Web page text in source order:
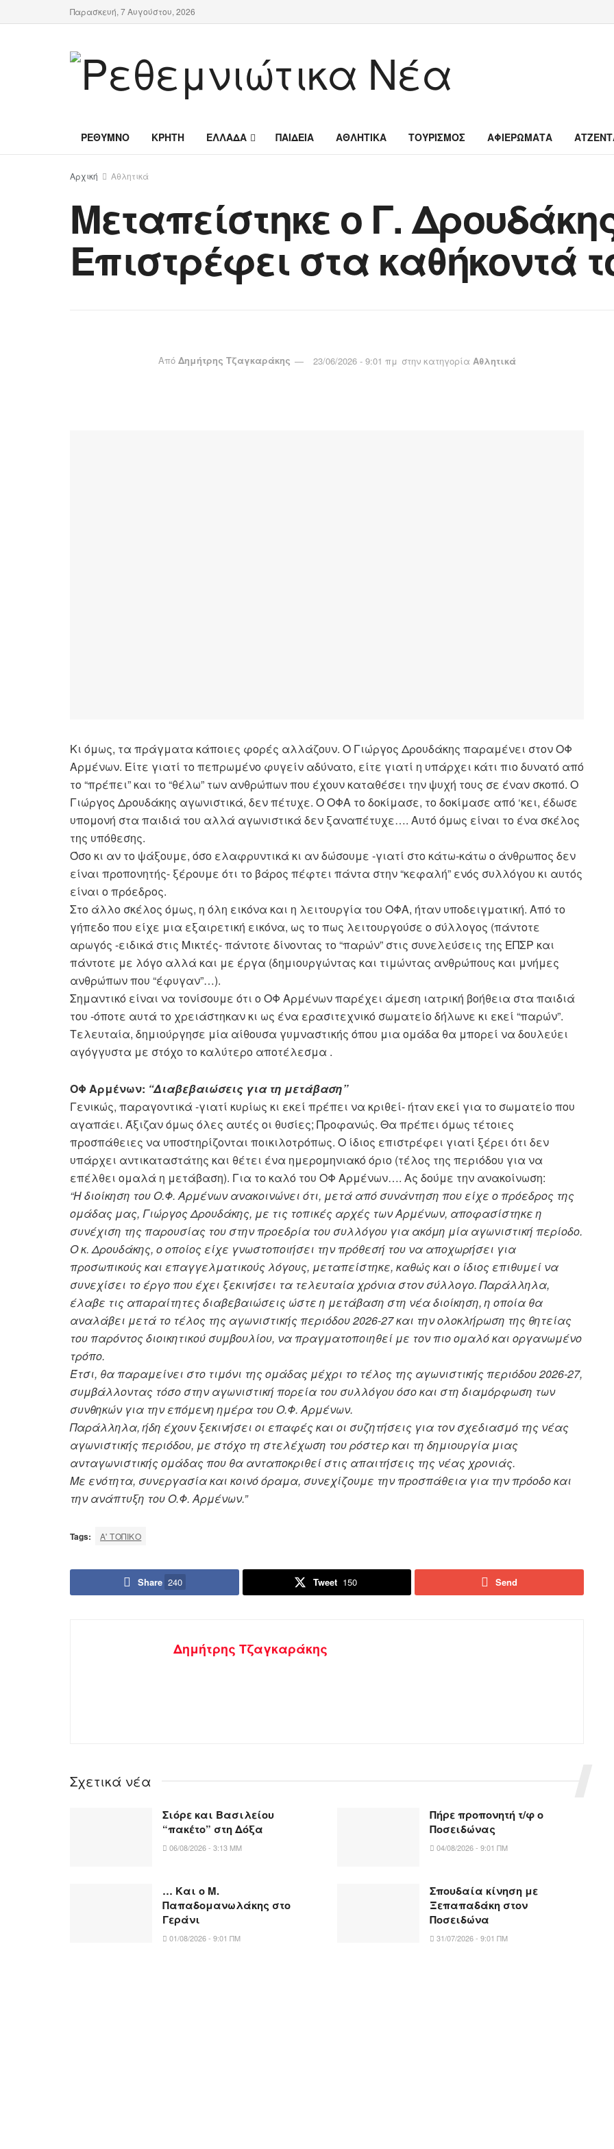
Παρασκευή, 7 Αυγούστου, 2026
ΡΕΘΥΜΝΟ ΚΡΗΤΗ ΕΛΛΑΔΑ ΠΑΙΔΕΙΑ ΑΘΛΗΤΙΚΑ ΤΟΥΡΙΣΜΟΣ ΑΦΙΕΡΩΜΑΤΑ
Αρχική Αθλητικά
Μεταπείστηκε ο Γ.
Επιστρέφει στα καθήκοντά
Από Δημήτρης Τζαγκαράκης 23/06/2026 - 9:01 πμ στην κατηγορία Αθλητικά
Κι όμως, τα πράγματα κάποιες φορές αλλάζουν. Ο Γιώργος Δρουδάκης παραμένει στον ΟΦ
Αρμένων. Είτε γιατί το πεπρωμένο φυγείν αδύνατο, είτε γιατί η υπάρχει κάτι πιο δυνατό από
το “πρέπει” και το “θέλω” των ανθρώπων που έχουν καταθέσει την ψυχή τους σε έναν σκοπό. Ο
Γιώργος Δρουδάκης αγωνιστικά, δεν πέτυχε. Ο ΟΦΑ το δοκίμασε, το δοκίμασε από ‘κει, έδωσε
υπομονή στα παιδιά του αλλά αγωνιστικά δεν ξαναπέτυχε…. Αυτό όμως είναι το ένα σκέλος
της υπόθεσης.
Όσο κι αν το ψάξουμε, όσο ελαφρυντικά κι αν δώσουμε -γιατί στο κάτω-κάτω ο άνθρωπος δεν
είναι προπονητής- ξέρουμε ότι το βάρος πέφτει πάντα στην “κεφαλή” ενός συλλόγου κι αυτός
είναι ο πρόεδρος.
Στο άλλο σκέλος όμως, η όλη εικόνα και η λειτουργία του ΟΦΑ, ήταν υποδειγματική. Από το
γήπεδο που είχε μια εξαιρετική εικόνα, ως το πως λειτουργούσε ο σύλλογος (πάντοτε
αρωγός -ειδικά στις Μικτές- πάντοτε δίνοντας το “παρών” στις συνελεύσεις της ΕΠΣΡ και
πάντοτε με λόγο αλλά και με έργα (δημιουργώντας και τιμώντας ανθρώπους και μνήμες
ανθρώπων που “έφυγαν”…).
Σημαντικό είναι να τονίσουμε ότι ο ΟΦ Αρμένων παρέχει άμεση ιατρική βοήθεια στα παιδιά
του -όποτε αυτά το χρειάστηκαν κι ως ένα ερασιτεχνικό σωματείο δήλωνε κι εκεί “παρών”.
Τελευταία, δημιούργησε μία αίθουσα γυμναστικής όπου μια ομάδα θα μπορεί να δουλεύει
αγόγγυστα με στόχο το καλύτερο αποτέλεσμα .
ΟΦ Αρμένων: “Διαβεβαιώσεις για τη μετάβαση”
Γενικώς, παραγοντικά -γιατί κυρίως κι εκεί πρέπει να κριθεί- ήταν εκεί για το σωματείο που
αγαπάει. Άξιζαν όμως όλες αυτές οι θυσίες; Προφανώς. Θα πρέπει όμως τέτοιες
προσπάθειες να υποστηρίζονται ποικιλοτρόπως. Ο ίδιος επιστρέφει γιατί ξέρει ότι δεν
υπάρχει αντικαταστάτης και θέτει ένα ημερομηνιακό όριο (τέλος της περιόδου για να
επέλθει ομαλά η μετάβαση). Για το καλό του ΟΦ Αρμένων…. Ας δούμε την ανακοίνωση:
“Η διοίκηση του Ο.Φ. Αρμένων ανακοινώνει ότι, μετά από συνάντηση που είχε ο πρόεδρος της
ομάδας μας, Γιώργος Δρουδάκης, με τις τοπικές αρχές των Αρμένων, αποφασίστηκε η
συνέχιση της παρουσίας του στην προεδρία του συλλόγου για ακόμη μία αγωνιστική περίοδο.
Ο κ. Δρουδάκης, ο οποίος είχε γνωστοποιήσει την πρόθεσή του να αποχωρήσει για
προσωπικούς και επαγγελματικούς λόγους, μεταπείστηκε, καθώς και ο ίδιος επιθυμεί να
συνεχίσει το έργο που έχει ξεκινήσει τα τελευταία χρόνια στον σύλλογο. Παράλληλα,
έλαβε τις απαραίτητες διαβεβαιώσεις ώστε η μετάβαση στη νέα διοίκηση, η οποία θα
αναλάβει μετά το τέλος της αγωνιστικής περιόδου 2026-27 και την ολοκλήρωση της θητείας
του παρόντος διοικητικού συμβουλίου, να πραγματοποιηθεί με τον πιο ομαλό και οργανωμένο
τρόπο.
Έτσι, θα παραμείνει στο τιμόνι της ομάδας μέχρι το τέλος της αγωνιστικής περιόδου 2026-27,
συμβάλλοντας τόσο στην αγωνιστική πορεία του συλλόγου όσο και στη διαμόρφωση των
συνθηκών για την επόμενη ημέρα του Ο.Φ. Αρμένων.
Παράλληλα, ήδη έχουν ξεκινήσει οι επαφές και οι συζητήσεις για τον σχεδιασμό της νέας
αγωνιστικής περιόδου, με στόχο τη στελέχωση του ρόστερ και τη δημιουργία μιας
ανταγωνιστικής ομάδας που θα ανταποκριθεί στις απαιτήσεις της νέας χρονιάς.
Με ενότητα, συνεργασία και κοινό όραμα, συνεχίζουμε την προσπάθεια για την πρόοδο και
την ανάπτυξη του Ο.Φ. Αρμένων.”
Tags: Α' ΤΟΠΙΚΌ
Share 240 Tweet 150 Send
Δημήτρης Τζαγκαράκης
Σχετικά νέα
Σιόρε και Βασιλείου
“πακέτο” στη Δόξα
06/08/2026 - 3:13 ΜΜ
Πήρε προπονητή τ/φ ο
Ποσειδώνας
04/08/2026 - 9:01 ΠΜ
… Και ο Μ.
Παπαδομανωλάκης στο
Γεράνι
01/08/2026 - 9:01 ΠΜ
Σπουδαία κίνηση με
Ξεπαπαδάκη στον
Ποσειδώνα
31/07/2026 - 9:01 ΠΜ